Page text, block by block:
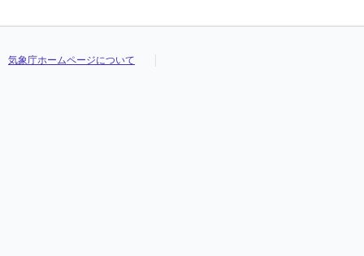
気象庁ホームページについて